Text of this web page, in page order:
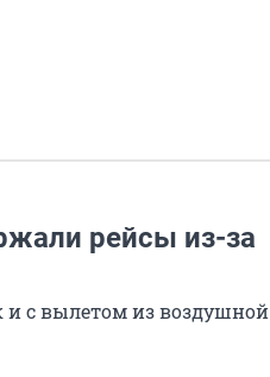
рейсы из-за
и с вылетом из воздушной